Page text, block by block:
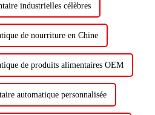
industrielles célèbres
de nourriture en Chine
de produits alimentaires OEM
automatique personnalisée